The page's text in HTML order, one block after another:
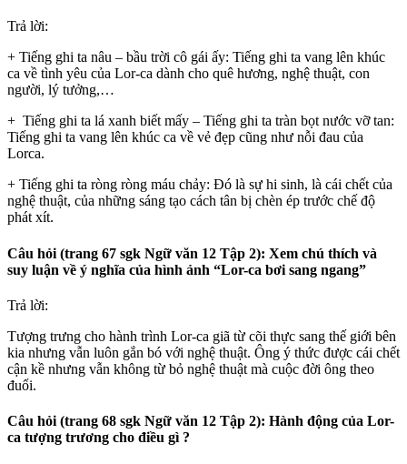
Trả lời:
+ Tiếng ghi ta nâu – bầu trời cô gái ấy: Tiếng ghi ta vang lên khúc
ca về tình yêu của Lor-ca dành cho quê hương, nghệ thuật, con
người, lý tưởng,…
+ Tiếng ghi ta lá xanh biết mấy – Tiếng ghi ta tràn bọt nước vỡ tan:
Tiếng ghi ta vang lên khúc ca về vẻ đẹp cũng như nỗi đau của
Lorca.
+ Tiếng ghi ta ròng ròng máu chảy: Đó là sự hi sinh, là cái chết của
nghệ thuật, của những sáng tạo cách tân bị chèn ép trước chế độ
phát xít.
Câu hỏi (trang 67 sgk Ngữ văn 12 Tập 2): Xem chú thích và
suy luận về ý nghĩa của hình ảnh “Lor-ca bơi sang ngang”
Trả lời:
Tượng trưng cho hành trình Lor-ca giã từ cõi thực sang thế giới bên
kia nhưng vẫn luôn gắn bó với nghệ thuật. Ông ý thức được cái chết
cận kề nhưng vẫn không từ bỏ nghệ thuật mà cuộc đời ông theo
đuổi.
Câu hỏi (trang 68 sgk Ngữ văn 12 Tập 2): Hành động của Lor-
ca tượng trương cho điều gì ?